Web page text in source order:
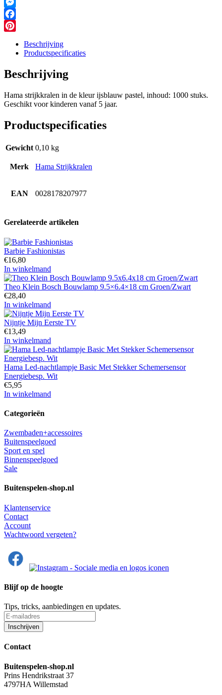
WhatsApp
Messenger
Facebook
Beschrijving
Productspecificaties
Beschrijving
Hama strijkkralen in de kleur ijsblauw pastel, inhoud: 1000 stuks.
Geschikt voor kinderen vanaf 5 jaar.
Productspecificaties
Gewicht 0,10 kg
Merk Hama Strijkkralen
EAN 0028178207977
Gerelateerde artikelen
Barbie Fashionistas
€16,80
In winkelmand
Theo Klein Bosch Bouwlamp 9.5×6.4×18 cm Groen/Zwart
€28,40
In winkelmand
Nijntje Mijn Eerste TV
€13,49
In winkelmand
Hama Led-nachtlampje Basic Met Stekker Schemersensor
Energiebesp. Wit
€5,95
In winkelmand
Categorieën
Zwembaden+accessoires
Buitenspeelgoed
Sport en spel
Binnenspeelgoed
Sale
Buitenspelen-shop.nl
Klantenservice
Contact
Account
Wachtwoord vergeten?
Blijf op de hoogte
Tips, tricks, aanbiedingen en updates.
Contact
Buitenspelen-shop.nl
Prins Hendrikstraat 37
4797HA Willemstad